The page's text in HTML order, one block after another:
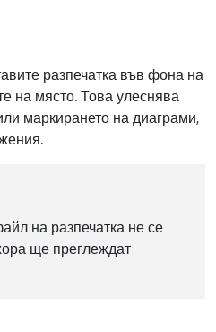
разпечатка във фона на
на място. Това улеснява
маркирането на диаграми,
на разпечатка не се
ще преглеждат